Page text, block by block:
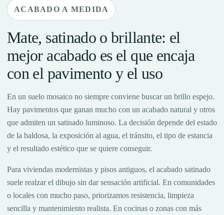
ACABADO A MEDIDA
Mate, satinado o brillante: el
mejor acabado es el que encaja
con el pavimento y el uso
En un suelo mosaico no siempre conviene buscar un brillo espejo.
Hay pavimentos que ganan mucho con un acabado natural y otros
que admiten un satinado luminoso. La decisión depende del estado
de la baldosa, la exposición al agua, el tránsito, el tipo de estancia
y el resultado estético que se quiere conseguir.
Para viviendas modernistas y pisos antiguos, el acabado satinado
suele realzar el dibujo sin dar sensación artificial. En comunidades
o locales con mucho paso, priorizamos resistencia, limpieza
sencilla y mantenimiento realista. En cocinas o zonas con más